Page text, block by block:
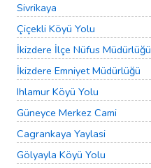
Sivrikaya
Çiçekli Köyü Yolu
İkizdere İlçe Nüfus Müdürlüğü
İkizdere Emniyet Müdürlüğü
Ihlamur Köyü Yolu
Güneyce Merkez Cami
Cagrankaya Yaylasi
Gölyayla Köyü Yolu